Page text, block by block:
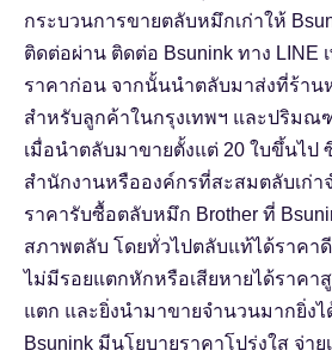
กระบวนการขายตลับหมึกเก่าให้
ติดต่อผ่าน ติดต่อ Bsunink ทาง LINE
ราคาก่อน จากนั้นนำตลับมาส่งที่ร้าน
สำหรับลูกค้าในกรุงเทพฯ และปริมณ
เมื่อนำตลับมาขายตั้งแต่ 20 ใบขึ้นไป
สำนักงานหรือองค์กรที่สะสมตลับเก่า
ราคารับซื้อตลับหมึก Brother ที่
สภาพตลับ โดยทั่วไปตลับแท้ได้ราคา
ไม่มีรอยแตกหักหรือเสียหายได้ราคา
แตก และยิ่งนำมาขายจำนวนมากยิ่ง
Bsunink มีนโยบายราคาโปร่งใส จ่า